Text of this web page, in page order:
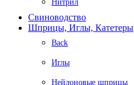
Нитрил
Свиноводство
Шприцы, Иглы, Катетеры
Back
Иглы
Нейлоновые шприцы